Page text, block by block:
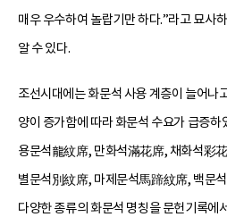
매우 우수하여 놀랍기만 하다.”라고 묘사
알 수 있다.
조선시대에는 화문석 사용 계층이 늘어나
양이 증가함에 따라 화문석 수요가 급증
용문석龍紋席, 만화석滿花席, 채화석彩
별문석別紋席, 마제문석馬蹄紋席, 백문
다양한 종류의 화문석 명칭을 문헌기록에